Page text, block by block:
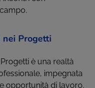
nei Progetti
è una realtà
impegnata
opportunità di lavoro.